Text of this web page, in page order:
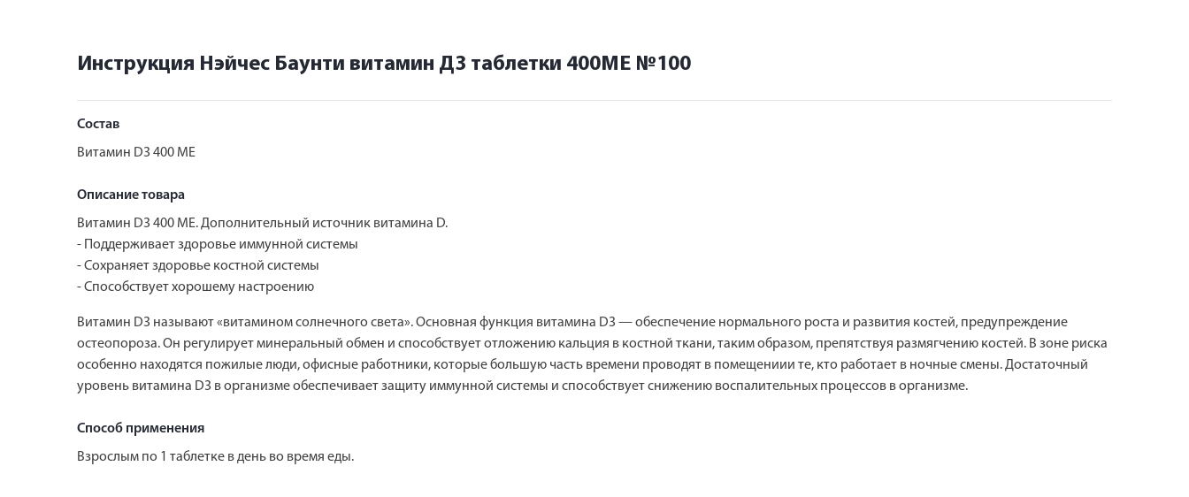
Инструкция Нэйчес Баунти витамин Д3 таблетки 400МЕ №100
Состав
Витамин D3 400 ME
Описание товара
Витамин D3 400 МЕ. Дополнительный источник витамина D.
- Поддерживает здоровье иммунной системы
- Сохраняет здоровье костной системы
- Способствует хорошему настроению
Витамин D3 называют «витамином солнечного света». Основная функция витамина D3 — обеспечение нормального роста и развития костей, предупреждение
остеопороза. Он регулирует минеральный обмен и способствует отложению кальция в костной ткани, таким образом, препятствуя размягчению костей. В зоне риска
особенно находятся пожилые люди, офисные работники, которые большую часть времени проводят в помещениии те, кто работает в ночные смены. Достаточный
уровень витамина D3 в организме обеспечивает защиту иммунной системы и способствует снижению воспалительных процессов в организме.
Способ применения
Взрослым по 1 таблетке в день во время еды.